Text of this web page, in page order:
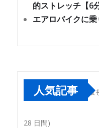
的ストレッチ【6
エアロバイクに
人気記事
28 日間)